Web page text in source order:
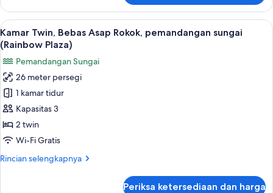
Kamar,
Bebas
Asap
Rokok
(Japanese
Western
Style)
Lihat
semua
foto
untuk
Kamar
Twin,
Bebas
Asap
Rokok,
sungai
Kamar Twin, Bebas Asap Rokok,
10
Kamar Twin, Bebas Asap Rokok, pemandangan sungai
(Rainbow Plaza)
Pemandangan Sungai
26 meter persegi
1 kamar tidur
Kapasitas 3
2 twin
Wi-Fi Gratis
Rincian selengkapnya
Rincian
Periksa ketersediaan dan harga